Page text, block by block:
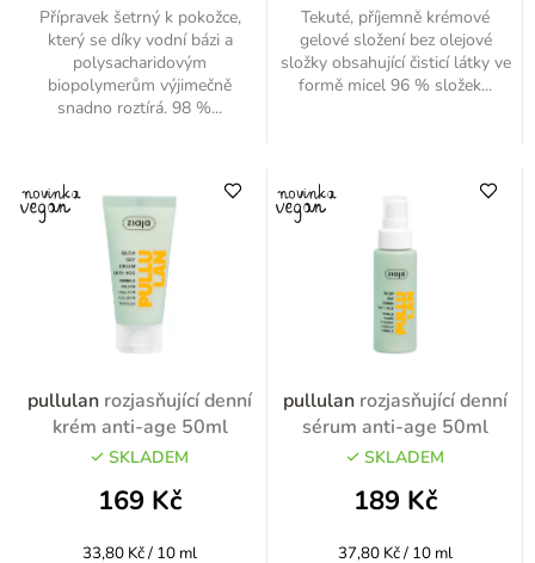
Přípravek šetrný k pokožce,
který se díky vodní bázi a
polysacharidovým
biopolymerům výjimečně
snadno roztírá. 98 %...
Tekuté, příjemně krémové
gelové složení bez olejové
složky obsahující čisticí látky ve
formě micel 96 % složek...
pullulan rozjasňující denní
krém anti-age 50ml
SKLADEM
169 Kč
Měrná
33,80 Kč / 10 ml
pullulan rozjasňující denní
sérum anti-age 50ml
SKLADEM
189 Kč
Měrná
37,80 Kč / 10 ml